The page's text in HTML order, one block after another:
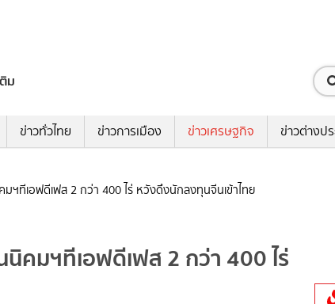
ม
ข่าวทั่วไทย ข่าวการเมือง ข่าวเศรษฐกิจ ข่าวต่างปร
ทีเอฟดีเฟส 2 กว่า 400 ไร่ หวังดึงนักลงทุนจีนเข้าไทย
มฯทีเอฟดีเฟส 2 กว่า 400 ไร่